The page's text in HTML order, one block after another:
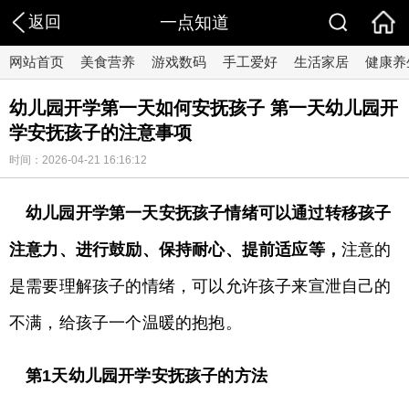
返回 一点知道
网站首页 美食营养 游戏数码 手工爱好 生活家居 健康养
幼儿园开学第一天如何安抚孩子 第一天幼儿园开
学安抚孩子的注意事项
时间：2026-04-21 16:16:12
幼儿园开学第一天安抚孩子情绪可以通过转移孩子
注意力、进行鼓励、保持耐心、提前适应等，注意的
是需要理解孩子的情绪，可以允许孩子来宣泄自己的
不满，给孩子一个温暖的抱抱。
第1天幼儿园开学安抚孩子的方法